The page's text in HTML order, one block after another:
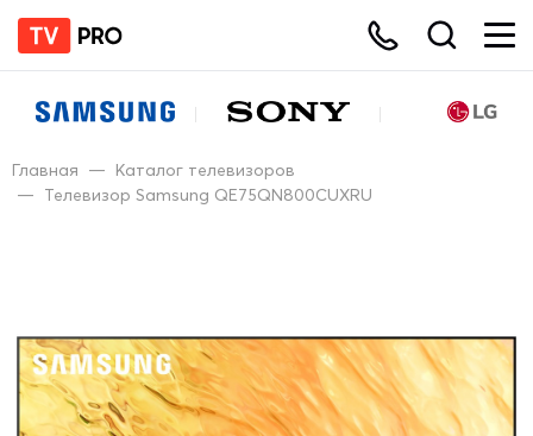
Главная — Каталог телевизоров
— Телевизор Samsung QE75QN800CUXRU